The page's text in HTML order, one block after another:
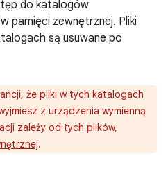
do katalogów
pamięci zewnętrznej. Pliki
są usuwane po
że pliki w tych katalogach
z urządzenia wymienną
zależy od tych plików,
.